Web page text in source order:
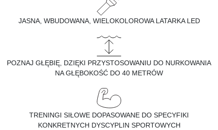
JASNA, WBUDOWANA, WIELOKOLOROWA LATARKA LED
POZNAJ GŁĘBIĘ, DZIĘKI PRZYSTOSOWANIU DO NURKOWANIA
NA GŁĘBOKOŚĆ DO 40 METRÓW
TRENINGI SIŁOWE DOPASOWANE DO SPECYFIKI
KONKRETNYCH DYSCYPLIN SPORTOWYCH